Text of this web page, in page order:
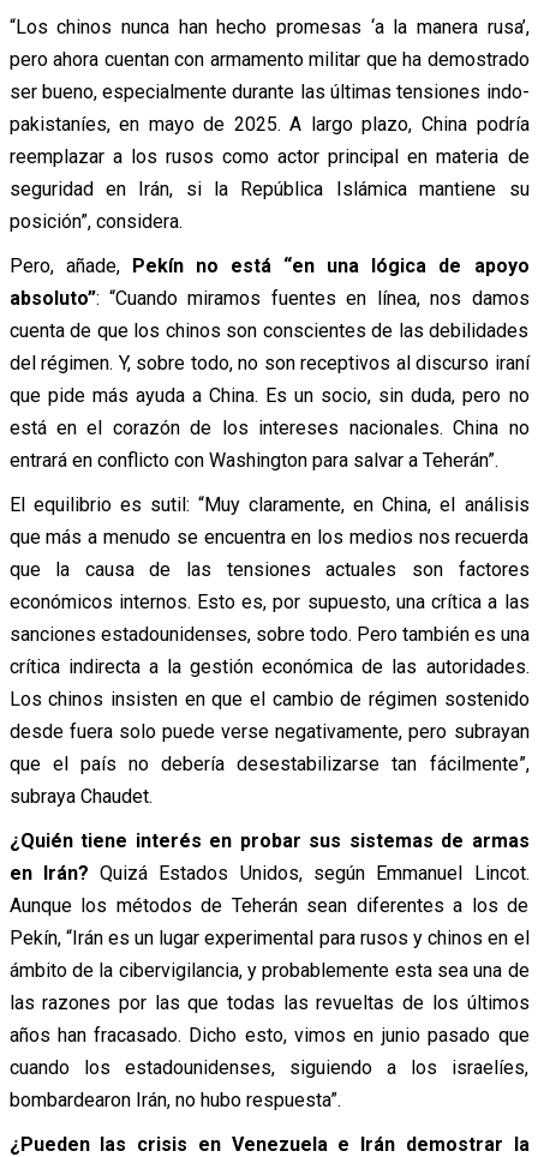
“Los chinos nunca han hecho promesas ‘a la manera rusa’,
pero ahora cuentan con armamento militar que ha demostrado
ser bueno, especialmente durante las últimas tensiones indo-
pakistaníes, en mayo de 2025. A largo plazo, China podría
reemplazar a los rusos como actor principal en materia de
seguridad en Irán, si la República Islámica mantiene su
posición”, considera.
Pero, añade, Pekín no está “en una lógica de apoyo
absoluto”: “Cuando miramos fuentes en línea, nos damos
cuenta de que los chinos son conscientes de las debilidades
del régimen. Y, sobre todo, no son receptivos al discurso iraní
que pide más ayuda a China. Es un socio, sin duda, pero no
está en el corazón de los intereses nacionales. China no
entrará en conflicto con Washington para salvar a Teherán”.
El equilibrio es sutil: “Muy claramente, en China, el análisis
que más a menudo se encuentra en los medios nos recuerda
que la causa de las tensiones actuales son factores
económicos internos. Esto es, por supuesto, una crítica a las
sanciones estadounidenses, sobre todo. Pero también es una
crítica indirecta a la gestión económica de las autoridades.
Los chinos insisten en que el cambio de régimen sostenido
desde fuera solo puede verse negativamente, pero subrayan
que el país no debería desestabilizarse tan fácilmente”,
subraya Chaudet.
¿Quién tiene interés en probar sus sistemas de armas
en Irán? Quizá Estados Unidos, según Emmanuel Lincot.
Aunque los métodos de Teherán sean diferentes a los de
Pekín, “Irán es un lugar experimental para rusos y chinos en el
ámbito de la cibervigilancia, y probablemente esta sea una de
las razones por las que todas las revueltas de los últimos
años han fracasado. Dicho esto, vimos en junio pasado que
cuando los estadounidenses, siguiendo a los israelíes,
bombardearon Irán, no hubo respuesta”.
¿Pueden las crisis en Venezuela e Irán demostrar la